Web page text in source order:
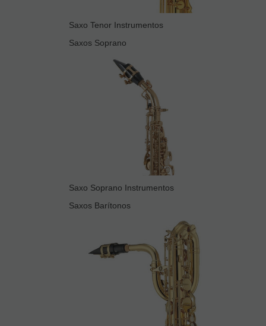
Saxo Tenor Instrumentos
Saxos Soprano
Saxo Soprano Instrumentos
Saxos Barítonos